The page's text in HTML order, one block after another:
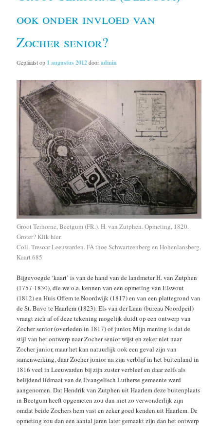
ook onder invloed van
Zocher senior?
Geplaatst op 1 augustus 2012dooradmin
Groot Terhorne, Beetgum (FR.). H. van Zutphen. Opmeting, 1820.
Groter? Klik hier.
Coll. Tresoar Leeuwarden. FA thoe Schwartzenberg en Hohenlansberg.
Kaart 685
Bijgevoegde ‘kaart’ is van de hand van de landmeter H. van Zutphen
(1757-1830), die we o.a. kennen van een opmeting van Elswout
(1812) en Huis Offem te Noordwijk (1817) en van een plattegrond van
de St. Bavo te Haarlem (1823). Els van der Laan (bureau Noordpeil)
vraagt zich af of deze tekening mogelijk duidt op een ontwerp van
Zocher senior (overleden in 1817) of junior. Mijn mening is dat de
stijl van het ontwerp naar Zocher senior wijst en zeker niet naar
Zocher junior, maar het kan natuurlijk ook een geval zijn van
samenwerking, daar Zocher junior na zijn verblijf in het buitenland in
1816 veel in Leeuwarden bij zijn zuster verbleef en daar zelfs als
belijdend lidmaat van de Evangelisch Lutherse gemeente werd
aangenomen. Dat Hendrik van Zutphen uit Haarlem deze buitenplaats
in Beetgum heeft opgemeten zou dan niet zo verwonderlijk zijn
omdat beide Zochers hem vast en zeker goed kenden uit Haarlem. De
opmeting zou dan een aantal jaren later gemaakt zijn dan het ontwerp